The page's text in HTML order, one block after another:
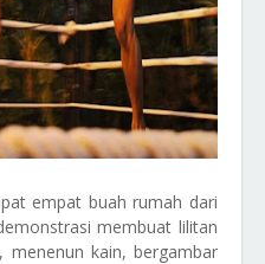
empat buah rumah dari
membuat lilitan
menenun kain, bergambar